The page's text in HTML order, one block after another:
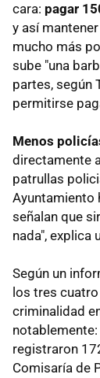
cara: pagar
y así
mucho más
sube "una
partes, según
permitirse
Menos
directamente
patrullas
Ayuntamiento
señalan que
nada", explica
Según un
los tres
criminalidad
registraron
Comisaría de